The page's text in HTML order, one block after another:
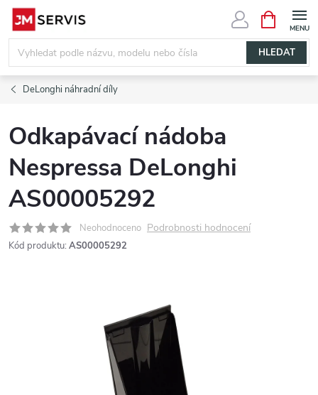
Přejít
obsah
HLEDAT
NÁKUPNÍ
KOŠÍK
DeLonghi náhradní díly
Odkapávací nádoba
Nespressa DeLonghi
AS00005292
Neohodnoceno Podrobnosti hodnocení
Kód produktu: AS00005292